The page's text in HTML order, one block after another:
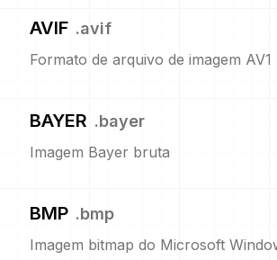
AVIF .avif
Formato de arquivo de imagem AV1
BAYER .bayer
Imagem Bayer bruta
BMP .bmp
Imagem bitmap do Microsoft